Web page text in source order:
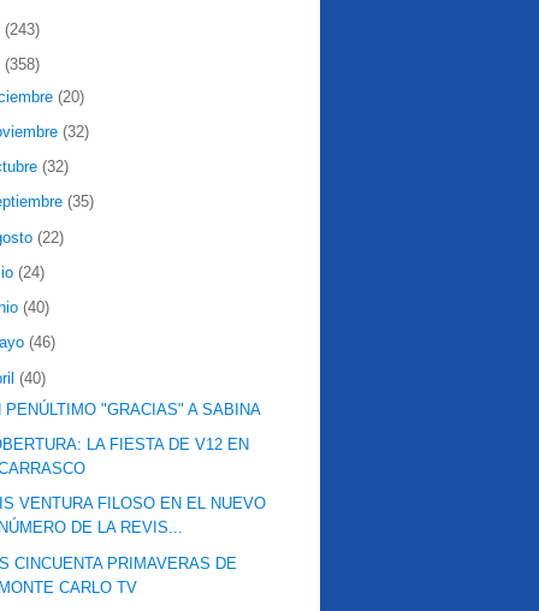
(243)
(358)
(20)
(32)
(32)
(35)
(22)
(24)
(40)
(46)
(40)
PENÚLTIMO "GRACIAS" A SABINA
LA FIESTA DE V12 EN
VENTURA FILOSO EN EL NUEVO
DE LA REVIS...
CINCUENTA PRIMAVERAS DE
CARLO TV